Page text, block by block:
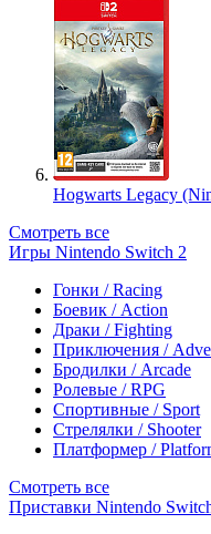
Hogwarts Legacy
Смотреть все
Игры Nintendo Switch 2
Гонки / Racing
Боевик / Action
Драки / Fighting
Приключения /
Бродилки / Arcade
Ролевые / RPG
Спортивные / Sport
Стрелялки / Shooter
Платформер /
Смотреть все
Приставки Nintendo